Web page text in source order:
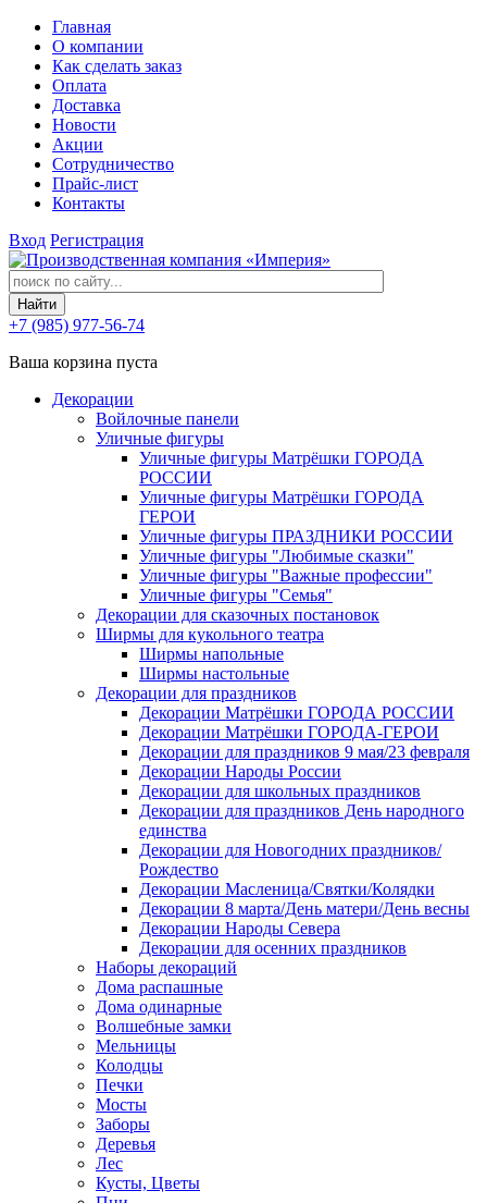
Главная
О компании
Как сделать заказ
Оплата
Доставка
Новости
Акции
Сотрудничество
Прайс-лист
Контакты
Вход Регистрация
+7 (985) 977-56-74
Ваша корзина пуста
Декорации
Войлочные панели
Уличные фигуры
Уличные фигуры Матрёшки ГОРОДА
РОССИИ
Уличные фигуры Матрёшки ГОРОДА
ГЕРОИ
Уличные фигуры ПРАЗДНИКИ РОССИИ
Уличные фигуры "Любимые сказки"
Уличные фигуры "Важные профессии"
Уличные фигуры "Семья"
Декорации для сказочных постановок
Ширмы для кукольного театра
Ширмы напольные
Ширмы настольные
Декорации для праздников
Декорации Матрёшки ГОРОДА РОССИИ
Декорации Матрёшки ГОРОДА-ГЕРОИ
Декорации для праздников 9 мая/23 февраля
Декорации Народы России
Декорации для школьных праздников
Декорации для праздников День народного
единства
Декорации для Новогодних праздников/
Рождество
Декорации Масленица/Святки/Колядки
Декорации 8 марта/День матери/День весны
Декорации Народы Севера
Декорации для осенних праздников
Наборы декораций
Дома распашные
Дома одинарные
Волшебные замки
Мельницы
Колодцы
Печки
Мосты
Заборы
Деревья
Лес
Кусты, Цветы